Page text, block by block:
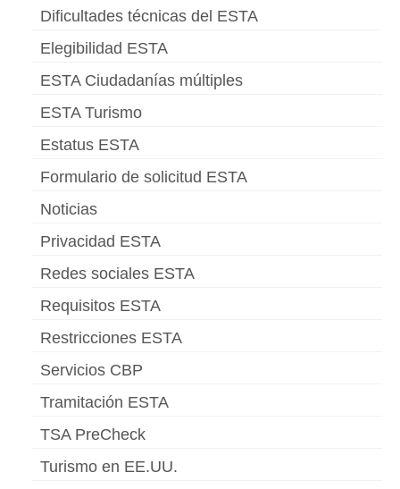
Português(Portugués, Portugal
Dificultades técnicas del ESTA
Elegibilidad ESTA
ESTA Ciudadanías múltiples
ESTA Turismo
Estatus ESTA
Formulario de solicitud ESTA
Noticias
Privacidad ESTA
Redes sociales ESTA
Requisitos ESTA
Restricciones ESTA
Servicios CBP
Tramitación ESTA
TSA PreCheck
Turismo en EE.UU.